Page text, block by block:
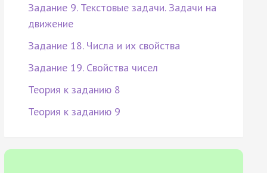
Задание 9. Текстовые задачи. Задачи на
движение
Задание 18. Числа и их свойства
Задание 19. Свойства чисел
Теория к заданию 8
Теория к заданию 9